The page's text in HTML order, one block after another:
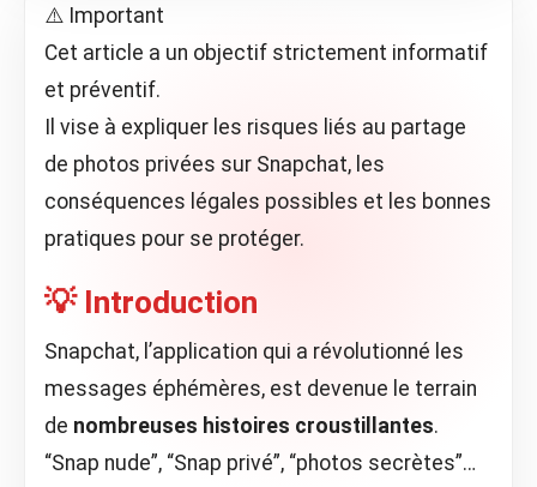
⚠️ Important
Cet article a un objectif strictement informatif
et préventif.
Il vise à expliquer les risques liés au partage
de photos privées sur Snapchat, les
conséquences légales possibles et les bonnes
pratiques pour se protéger.
💡 Introduction
Snapchat, l’application qui a révolutionné les
messages éphémères, est devenue le terrain
de nombreuses histoires croustillantes.
“Snap nude”, “Snap privé”, “photos secrètes”…